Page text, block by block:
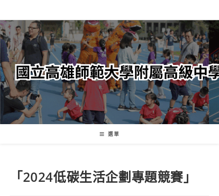
轉
至
主
內
容
選單
「2024低碳生活企劃專題競賽」